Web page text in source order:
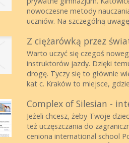
nowoczesne metody
uczniów. Na szczególną
Z ciężarówką przez
Warto uczyć się czegoś
instruktorów jazdy. Dzięki
drogę. Tyczy się to głównie
kat c. Kraków to miejsce,
Complex of Silesian -
Jeżeli chcesz, żeby Twoje
też uczęszczania do
ceniona international school